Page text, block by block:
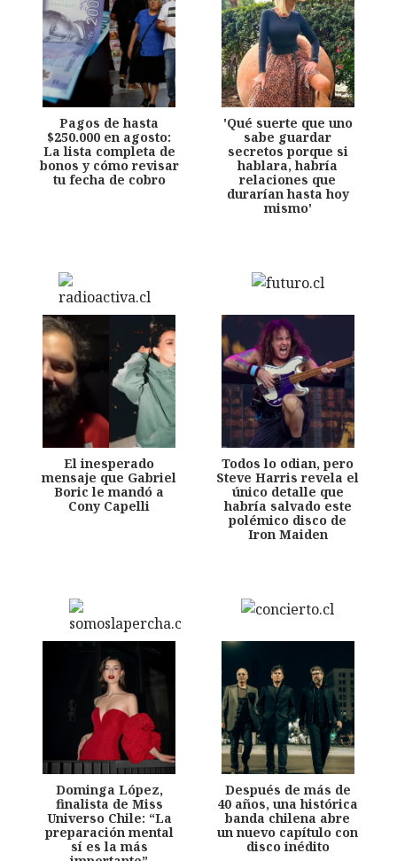
Pagos de hasta
$250.000 en agosto:
La lista completa de
bonos y cómo revisar
tu fecha de cobro
'Qué suerte que uno
sabe guardar
secretos porque si
hablara, habría
relaciones que
durarían hasta hoy
mismo'
El inesperado
mensaje que Gabriel
Boric le mandó a
Cony Capelli
Todos lo odian, pero
Steve Harris revela el
único detalle que
habría salvado este
polémico disco de
Iron Maiden
Dominga López,
finalista de Miss
Universo Chile: “La
preparación mental
sí es la más
Después de más de
40 años, una histórica
banda chilena abre
un nuevo capítulo con
disco inédito